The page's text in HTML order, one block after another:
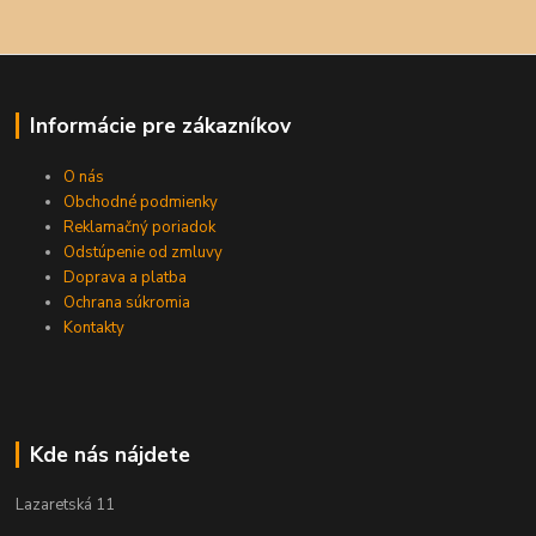
Informácie pre zákazníkov
O nás
Obchodné podmienky
Reklamačný poriadok
Odstúpenie od zmluvy
Doprava a platba
Ochrana súkromia
Kontakty
Kde nás nájdete
Lazaretská 11